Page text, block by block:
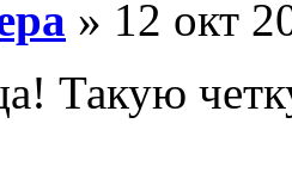
» 12 окт
Такую